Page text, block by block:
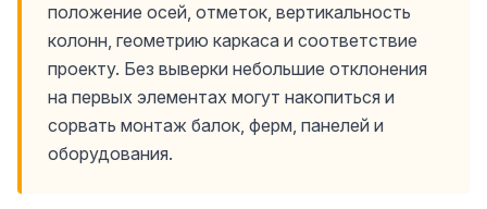
положение осей, отметок, вертикальность
колонн, геометрию каркаса и соответствие
проекту. Без выверки небольшие отклонения
на первых элементах могут накопиться и
сорвать монтаж балок, ферм, панелей и
оборудования.